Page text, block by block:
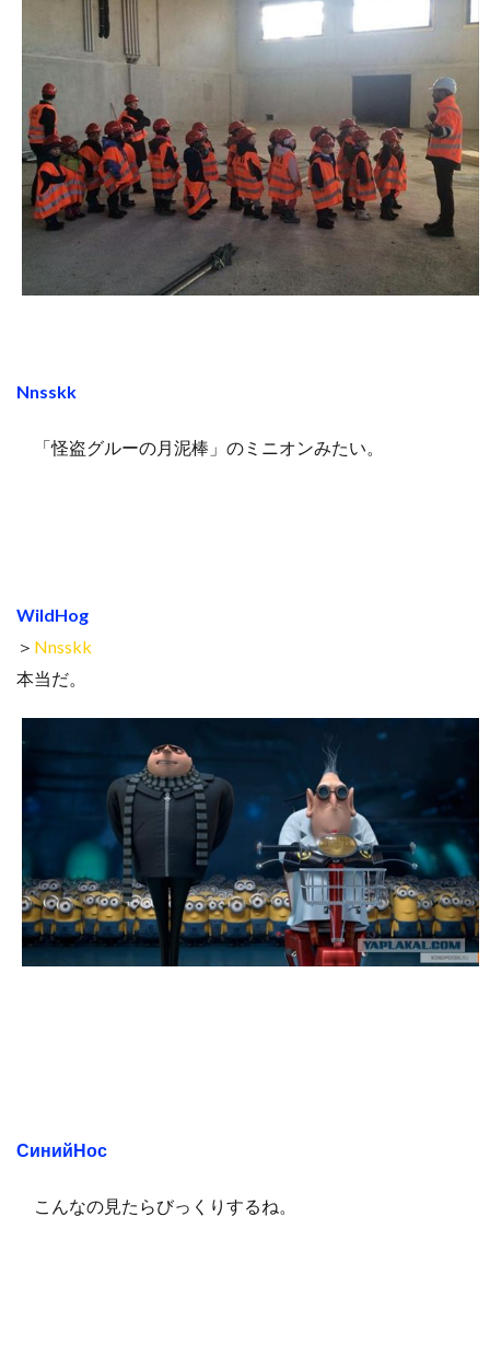
Nnsskk
「怪盗グルーの月泥棒」のミニオンみたい。
WildHog
＞ Nnsskk
本当だ。
СинийНос
こんなの見たらびっくりするね。